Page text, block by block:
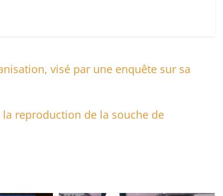
visé par une enquête sur sa
reproduction de la souche de